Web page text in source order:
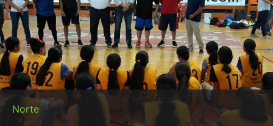
Norte